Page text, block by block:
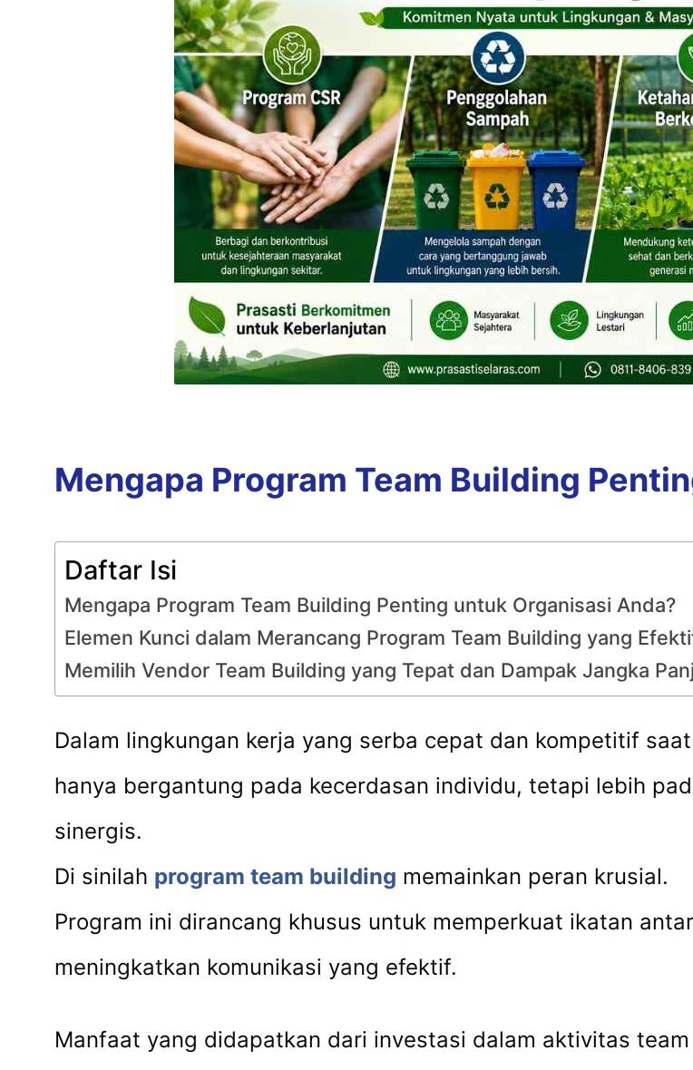
Mengapa Program Team Building
Daftar Isi
Mengapa Program Team Building Penting untuk Organisasi Anda?
Elemen Kunci dalam Merancang Program Team Building yang
Memilih Vendor Team Building yang Tepat dan Dampak Jangka
Dalam lingkungan kerja yang serba cepat dan kompetitif
hanya bergantung pada kecerdasan individu, tetapi lebih
sinergis.
Di sinilah program team building memainkan peran krusial.
Program ini dirancang khusus untuk memperkuat ikatan
meningkatkan komunikasi yang efektif.
Manfaat yang didapatkan dari investasi dalam aktivitas